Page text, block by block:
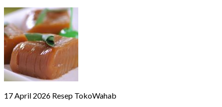
17 April 2026 Resep TokoWahab